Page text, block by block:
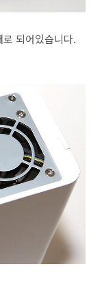
되어있습니다.